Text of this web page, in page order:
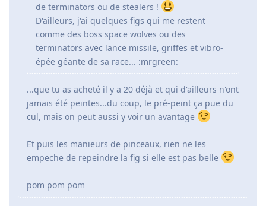
de terminators ou de stealers !
D'ailleurs, j'ai quelques figs qui me restent
comme des boss space wolves ou des
terminators avec lance missile, griffes et vibro-
épée géante de sa race... :mrgreen:
...que tu as acheté il y a 20 déjà et qui d'ailleurs n'ont
jamais été peintes...du coup, le pré-peint ça pue du
cul, mais on peut aussi y voir un avantage
Et puis les manieurs de pinceaux, rien ne les
empeche de repeindre la fig si elle est pas belle
pom pom pom